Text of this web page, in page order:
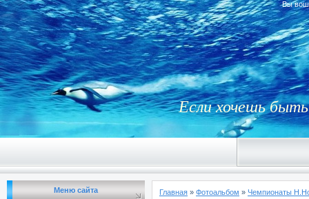
Вы
Если хочешь быть
Меню сайта Главная » Фотоальбом » Чемпионаты